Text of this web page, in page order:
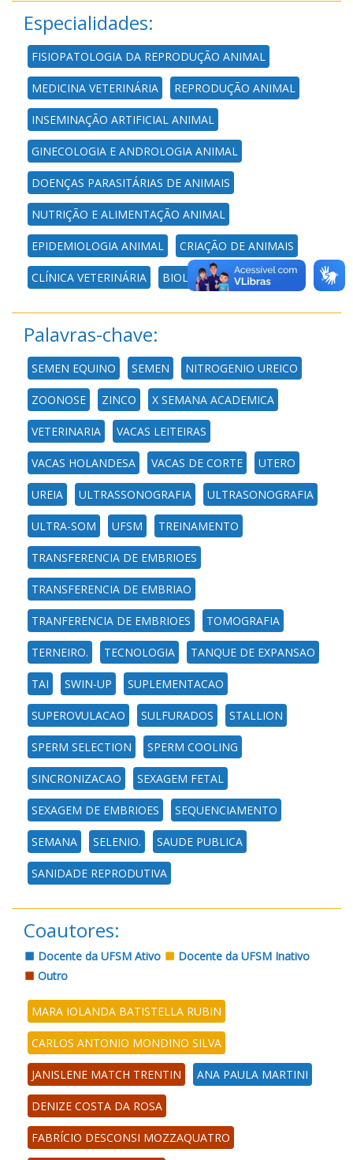
Especialidades:
FISIOPATOLOGIA DA REPRODUÇÃO ANIMAL
MEDICINA VETERINÁRIA REPRODUÇÃO ANIMAL
INSEMINAÇÃO ARTIFICIAL ANIMAL
GINECOLOGIA E ANDROLOGIA ANIMAL
DOENÇAS PARASITÁRIAS DE ANIMAIS
NUTRIÇÃO E ALIMENTAÇÃO ANIMAL
EPIDEMIOLOGIA ANIMAL CRIAÇÃO DE ANIMAIS
CLÍNICA VETERINÁRIA BIOLOGIA MOLECULAR
Palavras-chave:
SEMEN EQUINO SEMEN NITROGENIO UREICO
ZOONOSE ZINCO X SEMANA ACADEMICA
VETERINARIA VACAS LEITEIRAS
VACAS HOLANDESA VACAS DE CORTE UTERO
UREIA ULTRASSONOGRAFIA ULTRASONOGRAFIA
ULTRA-SOM UFSM TREINAMENTO
TRANSFERENCIA DE EMBRIOES
TRANSFERENCIA DE EMBRIAO
TRANFERENCIA DE EMBRIOES TOMOGRAFIA
TERNEIRO. TECNOLOGIA TANQUE DE EXPANSAO
TAI SWIN-UP SUPLEMENTACAO
SUPEROVULACAO SULFURADOS STALLION
SPERM SELECTION SPERM COOLING
SINCRONIZACAO SEXAGEM FETAL
SEXAGEM DE EMBRIOES SEQUENCIAMENTO
SEMANA SELENIO. SAUDE PUBLICA
SANIDADE REPRODUTIVA
Coautores:
Docente da UFSM Ativo
Docente da UFSM Inativo
Outro
MARA IOLANDA BATISTELLA RUBIN
CARLOS ANTONIO MONDINO SILVA
JANISLENE MATCH TRENTIN ANA PAULA MARTINI
DENIZE COSTA DA ROSA
FABRÍCIO DESCONSI MOZZAQUATRO